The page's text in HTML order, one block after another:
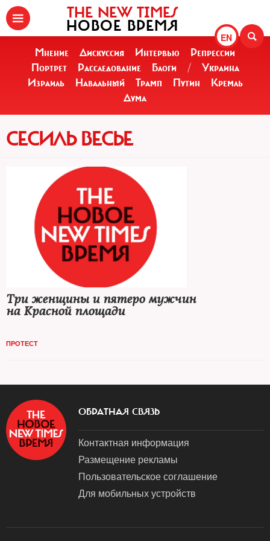
EN
THE NEW TIMES
НОВОЕ ВРЕМЯ
Мнение Дискуссия Интервью
Репрессии
Портрет
Расследование Блоги /
Украина
Израиль
Навальный Трамп Путин
Кремль
Дума
СЕСИЛЬ ВЕСЬЕ
Три женщины и пятеро мужчин
на Красной площади
ПРОТЕСТ
ОБРАТНАЯ СВЯЗЬ
Контактная информация
Размещение рекламы
Пользовательское соглашение
Для мобильных устройств